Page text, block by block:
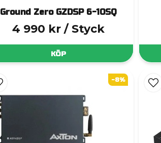
Ground Zero GZDSP 6-10SQ
4 990 kr / Styck
KÖP
-8%